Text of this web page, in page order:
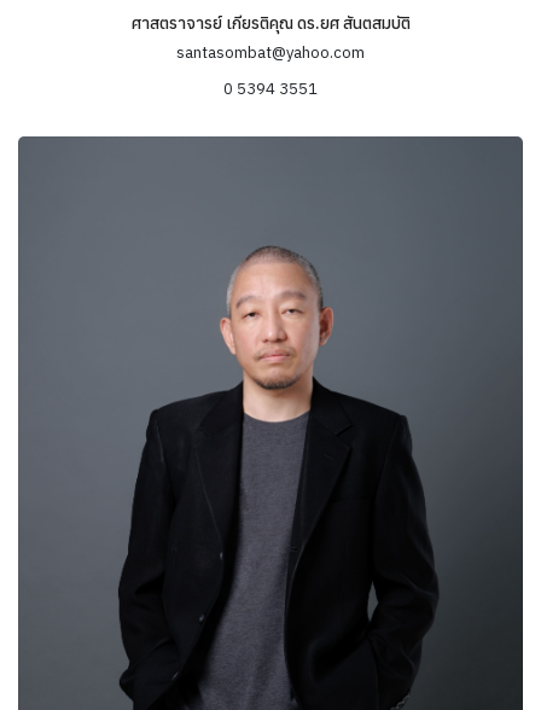
ข้อมูลความเชี่ยวชาญ
ความหลากหลายทางชีวภาพ องค์ความรู้ของท้องถิ่นและการพัฒนา
วนศาสตร์ชุมชน (community forestry)
มานุษยวิทยาจิตวิทยา (Psychological anthropology) การขัดเกลา
ทางสังคม (Socialization) สตรีและเพศวิถีเสรีนิยมใหม่
ความหลากหลายทางชีวภาพและภูมิปัญญาท้องถิ่นในเขตภูมิภาคลุ่มน้ำ
โขง (Biodiversity and Indigenous Knowledge in Mekong region)
ประเด็นปัญหาชายแดนและการข้ามพรมแดนในภูมิภาคเอเชียตะวันออก
เฉียงใต้ (Border and transnational issues in Southeast Asia)
ประเด็นทางวิชาการอื่นๆ ได้แก่ สิ่งแวดล้อมและการจัดการ
ทรัพยากรธรรมชาติโดยชุมชน บริโภคนิยมและสังคมสมัยใหม่ การพัฒนา
ชนบท ความเป็นชายขอบและการพลัดถิ่น พื้นที่และอัตลักษณ์ชาติพันธุ์ที่
หลากหลาย
ศาสตราจารย์ เกียรติคุณ ดร.ยศ สันตสมบัติ
santasombat@yahoo.com
0 5394 3551